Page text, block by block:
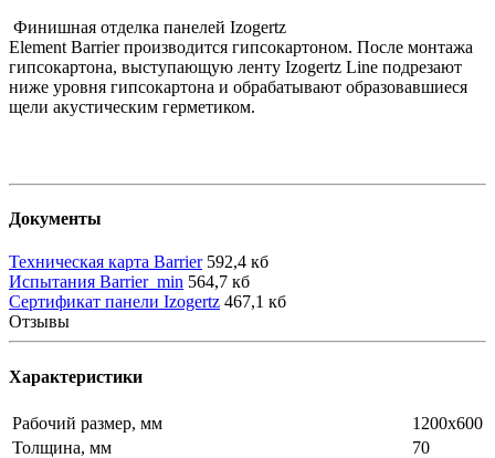
Финишная отделка панелей Izogertz
Element Barrier производится гипсокартоном. После монтажа
гипсокартона, выступающую ленту Izogertz Line подрезают
ниже уровня гипсокартона и обрабатывают образовавшиеся
щели акустическим герметиком.
Документы
Техническая карта Barrier 592,4 кб
Испытания Barrier_min 564,7 кб
Сертификат панели Izogertz 467,1 кб
Отзывы
Характеристики
Рабочий размер, мм
1200х600
Толщина, мм
70